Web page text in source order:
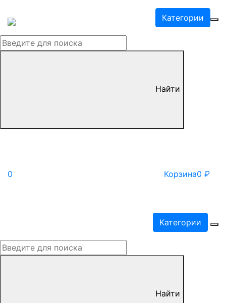
Категории
Найти
0 Корзина0 ₽
Категории
Найти